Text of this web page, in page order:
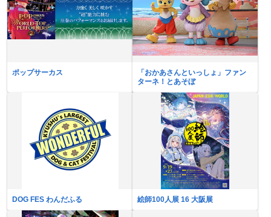
ポップサーカス
「おかあさんといっしょ」ファン
ターネ！とあそぼ
DOG FES わんだふる 絵師100人展 16 大阪展